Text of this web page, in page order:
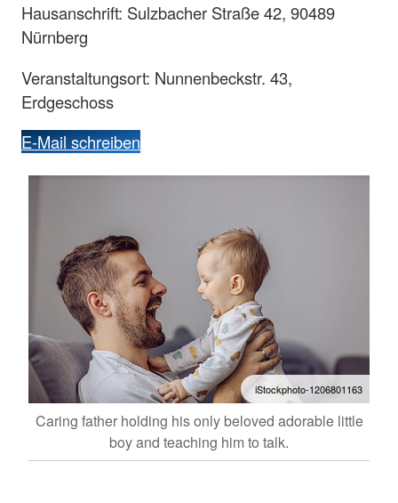
Hausanschrift: Sulzbacher Straße 42, 90489
Nürnberg
Veranstaltungsort: Nunnenbeckstr. 43,
Erdgeschoss
E-Mail schreiben
iStockphoto-1206801163
Caring father holding his only beloved adorable little
boy and teaching him to talk.